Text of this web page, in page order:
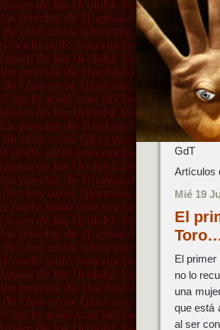
GdT
Artículos
Mié 19
El
El primer
no lo
una
que está
al ser